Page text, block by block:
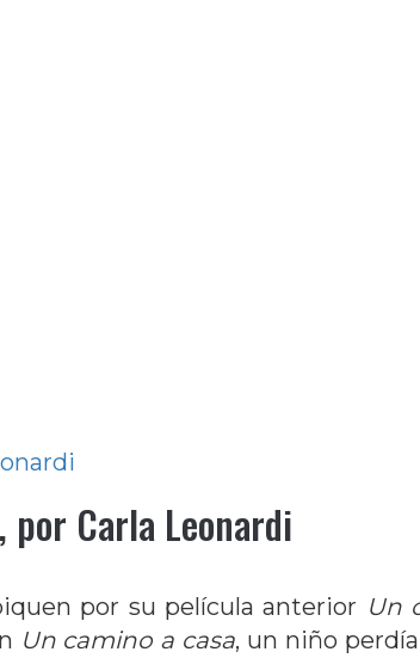
Carla Leonardi
por su película anterior Un
Un camino a casa, un niño